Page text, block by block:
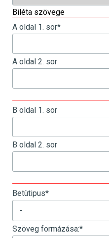
Biléta szövege
A oldal 1. sor*
A oldal 2. sor
B oldal 1. sor
B oldal 2. sor
Betütipus*
Szöveg formázása:*